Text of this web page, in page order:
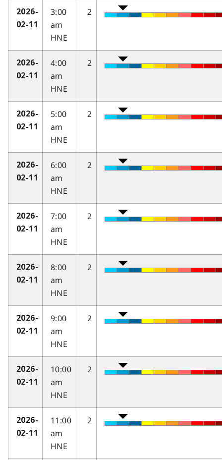
2026-
02-11
3:00
am
HNE
2
2026-
02-11
4:00
am
HNE
2
2026-
02-11
5:00
am
HNE
2
2026-
02-11
6:00
am
HNE
2
2026-
02-11
7:00
am
HNE
2
2026-
02-11
8:00
am
HNE
2
2026-
02-11
9:00
am
HNE
2
2026-
02-11
10:00
am
HNE
2
2026-
02-11
11:00
am
HNE
2